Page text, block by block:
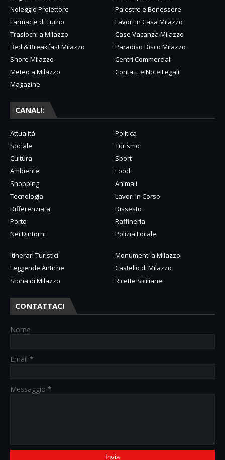
Noleggio Proiettore
Palestre e Benessere
Farmacie di Turno
Lavori in Casa Milazzo
Traslochi a Milazzo
Case Vacanza Milazzo
Bed & Breakfast Milazzo
Paradiso Disco Milazzo
Shore Milazzo
Centri Commerciali
Meteo a Milazzo
Contatti e Note Legali
Magazine
CANALI:
Attualità
Politica
Sociale
Turismo
Cultura
Sport
Ambiente
Food
Shopping
Animali
Tecnologia
Lavori in Corso
Differenziata
Dissesto
Porto
Raffineria
Nei Dintorni
Polizia Locale
Itinerari Turistici
Monumenti a Milazzo
Leggende Antiche
Castello di Milazzo
Storia di Milazzo
Ricette Siciliane
CONTATTACI
Nome
Email *
Messaggio *